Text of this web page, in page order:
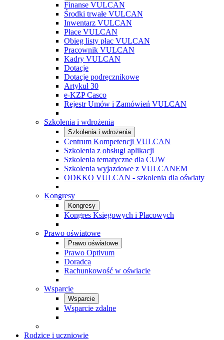
Finanse VULCAN
Środki trwałe VULCAN
Inwentarz VULCAN
Płace VULCAN
Obieg listy płac VULCAN
Pracownik VULCAN
Kadry VULCAN
Dotacje
Dotacje podręcznikowe
Artykuł 30
e-KZP Casco
Rejestr Umów i Zamówień VULCAN
Szkolenia i wdrożenia
Szkolenia i wdrożenia
Centrum Kompetencji VULCAN
Szkolenia z obsługi aplikacji
Szkolenia tematyczne dla CUW
Szkolenia wyjazdowe z VULCANEM
ODKKO VULCAN - szkolenia dla oświaty
Kongresy
Kongresy
Kongres Księgowych i Płacowych
Prawo oświatowe
Prawo oświatowe
Prawo Optivum
Doradca
Rachunkowość w oświacie
Wsparcie
Wsparcie
Wsparcie zdalne
Rodzice i uczniowie